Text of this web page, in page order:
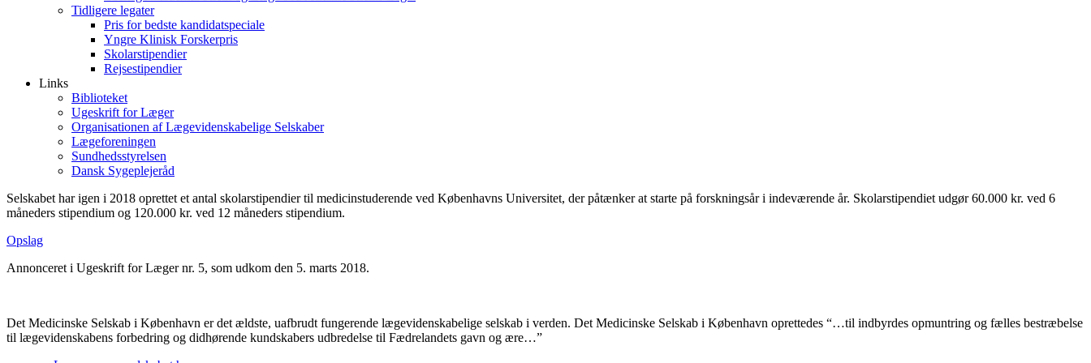
Tidligere legater
Pris for bedste kandidatspeciale
Yngre Klinisk Forskerpris
Skolarstipendier
Rejsestipendier
Links
Biblioteket
Ugeskrift for Læger
Organisationen af Lægevidenskabelige Selskaber
Lægeforeningen
Sundhedsstyrelsen
Dansk Sygeplejeråd
Selskabet har igen i 2018 oprettet et antal skolarstipendier til medicinstuderende ved Københavns Universitet, der påtænker at starte på forskningsår i indeværende år. Skolarstipendiet udgør 60.000 kr. ved 6
måneders stipendium og 120.000 kr. ved 12 måneders stipendium.
Opslag
Annonceret i Ugeskrift for Læger nr. 5, som udkom den 5. marts 2018.
Det Medicinske Selskab i København er det ældste, uafbrudt fungerende lægevidenskabelige selskab i verden. Det Medicinske Selskab i København oprettedes “…til indbyrdes opmuntring og fælles bestræbelse
til lægevidenskabens forbedring og didhørende kundskabers udbredelse til Fædrelandets gavn og ære…”